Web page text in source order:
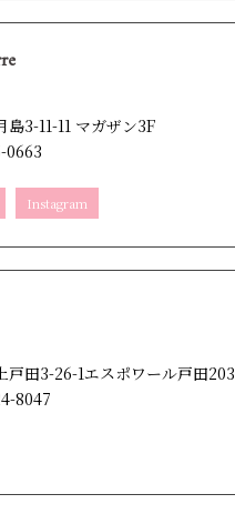
3-11-11 マガザン3F
0663
Instagram
戸田3-26-1エスポワール戸田203
8047